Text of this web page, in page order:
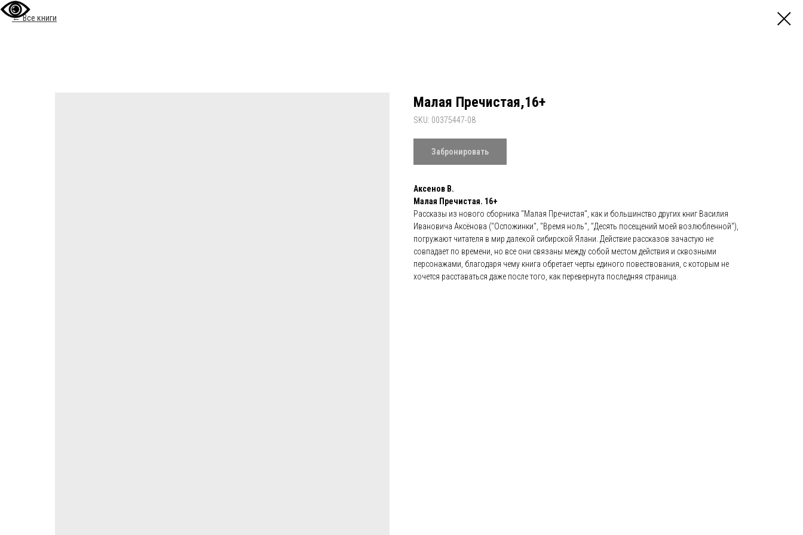
Все книги
Малая Пречистая,16+
SKU: 00375447-08
Забронировать
Аксенов В.
Малая Пречистая. 16+
Рассказы из нового сборника "Малая Пречистая", как и большинство других книг Василия
Ивановича Аксёнова ("Оспожинки", "Время ноль", "Десять посещений моей возлюбленной"),
погружают читателя в мир далекой сибирской Ялани. Действие рассказов зачастую не
совпадает по времени, но все они связаны между собой местом действия и сквозными
персонажами, благодаря чему книга обретает черты единого повествования, с которым не
хочется расставаться даже после того, как перевернута последняя страница.